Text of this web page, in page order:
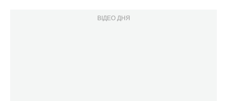
ВІДЕО ДНЯ